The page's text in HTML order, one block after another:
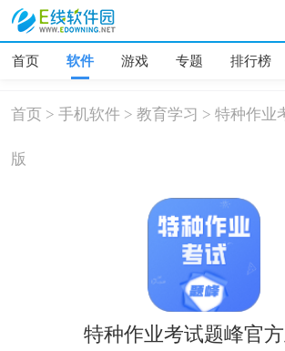
首页 软件 游戏 专题 排行榜
首页 >手机软件 >教育学习 >特种作业
版
特种作业考试题峰官